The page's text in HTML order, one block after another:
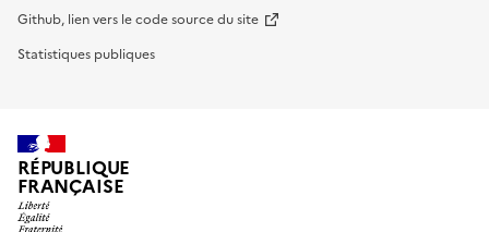
Github, lien vers le code source du site
Statistiques publiques
RÉPUBLIQUE
FRANÇAISE